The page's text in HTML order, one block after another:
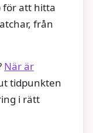
för att hitta
från
När är
tidpunkten
i rätt